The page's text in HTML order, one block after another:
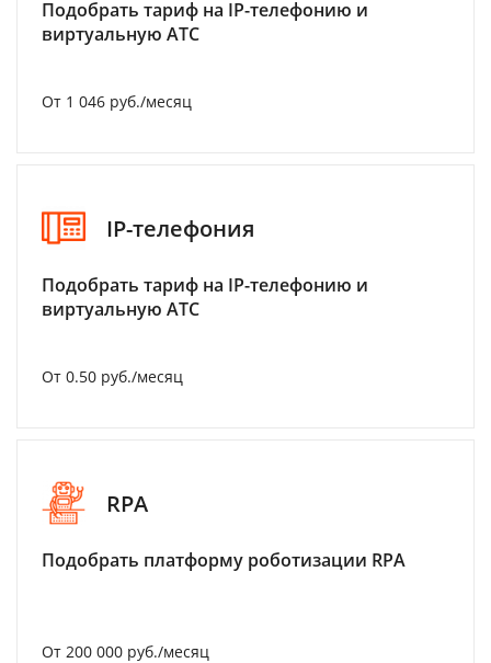
Подобрать тариф на IP-телефонию и
виртуальную АТС
От 1 046 руб./месяц
IP-телефония
Подобрать тариф на IP-телефонию и
виртуальную АТС
От 0.50 руб./месяц
RPA
Подобрать платформу роботизации RPA
От 200 000 руб./месяц